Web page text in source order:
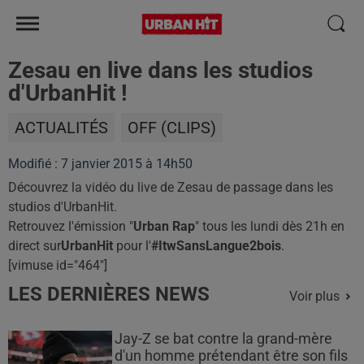
Zesau en live dans les studios
d'UrbanHit !
ACTUALITÉS OFF (CLIPS)
Modifié : 7 janvier 2015 à 14h50
Découvrez la vidéo du live de Zesau de passage dans les
studios d'UrbanHit.
Retrouvez l'émission "Urban Rap" tous les lundi dès 21h en
direct surUrbanHit pour l'#ItwSansLangue2bois.
[vimuse id="464"]
LES DERNIÈRES NEWS Voir plus
Jay-Z se bat contre la grand-mère
d'un homme prétendant être son fils